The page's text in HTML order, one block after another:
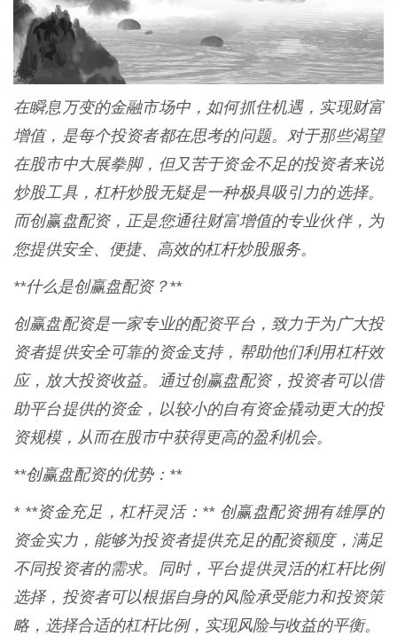
在瞬息万变的金融市场中，如何抓住机遇，实现财富
增值，是每个投资者都在思考的问题。对于那些渴望
在股市中大展拳脚，但又苦于资金不足的投资者来说
炒股工具，杠杆炒股无疑是一种极具吸引力的选择。
而创赢盘配资，正是您通往财富增值的专业伙伴，为
您提供安全、便捷、高效的杠杆炒股服务。
**什么是创赢盘配资？**
创赢盘配资是一家专业的配资平台，致力于为广大投
资者提供安全可靠的资金支持，帮助他们利用杠杆效
应，放大投资收益。通过创赢盘配资，投资者可以借
助平台提供的资金，以较小的自有资金撬动更大的投
资规模，从而在股市中获得更高的盈利机会。
**创赢盘配资的优势：**
* **资金充足，杠杆灵活：** 创赢盘配资拥有雄厚的
资金实力，能够为投资者提供充足的配资额度，满足
不同投资者的需求。同时，平台提供灵活的杠杆比例
选择，投资者可以根据自身的风险承受能力和投资策
略，选择合适的杠杆比例，实现风险与收益的平衡。